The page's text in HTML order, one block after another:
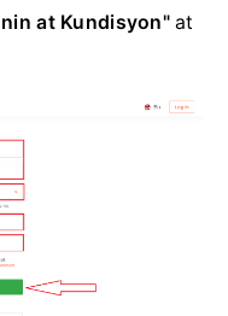
at Kundisyon"at